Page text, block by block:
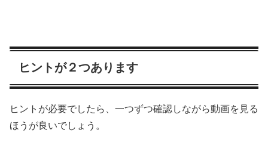
ヒントが２つあります
ヒントが必要でしたら、一つずつ確認しながら動画を見る
ほうが良いでしょう。